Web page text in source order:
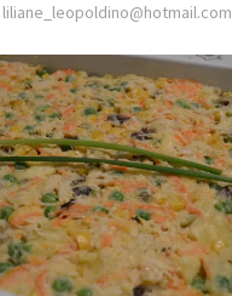
liliane_leopoldino@hotmail.com